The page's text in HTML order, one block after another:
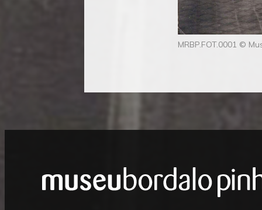
MRBP.FOT.0001 ©